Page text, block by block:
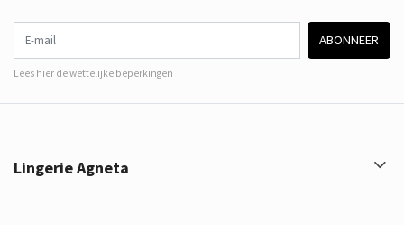
ABONNEER
Lees hier de wettelijke beperkingen
Lingerie Agneta